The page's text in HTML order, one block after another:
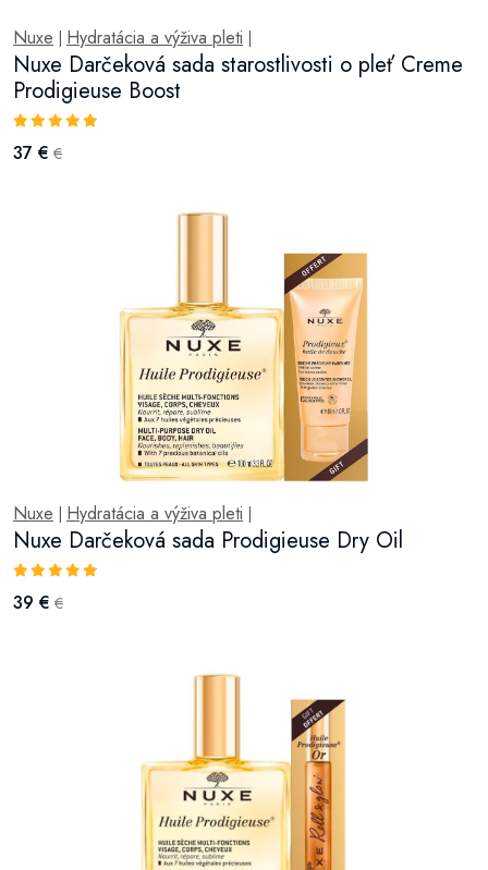
Nuxe Hydratácia a výživa pleti
Nuxe Darčeková sada starostlivosti o pleť Creme
Prodigieuse Boost
37 € €
Nuxe Hydratácia a výživa pleti
Nuxe Darčeková sada Prodigieuse Dry Oil
39 € €